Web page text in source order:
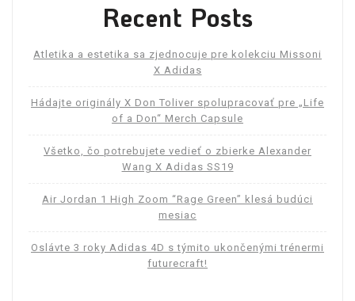
Recent Posts
Atletika a estetika sa zjednocuje pre kolekciu Missoni
X Adidas
Hádajte originály X Don Toliver spolupracovať pre „Life
of a Don“ Merch Capsule
Všetko, čo potrebujete vedieť o zbierke Alexander
Wang X Adidas SS19
Air Jordan 1 High Zoom “Rage Green” klesá budúci
mesiac
Oslávte 3 roky Adidas 4D s týmito ukončenými trénermi
futurecraft!